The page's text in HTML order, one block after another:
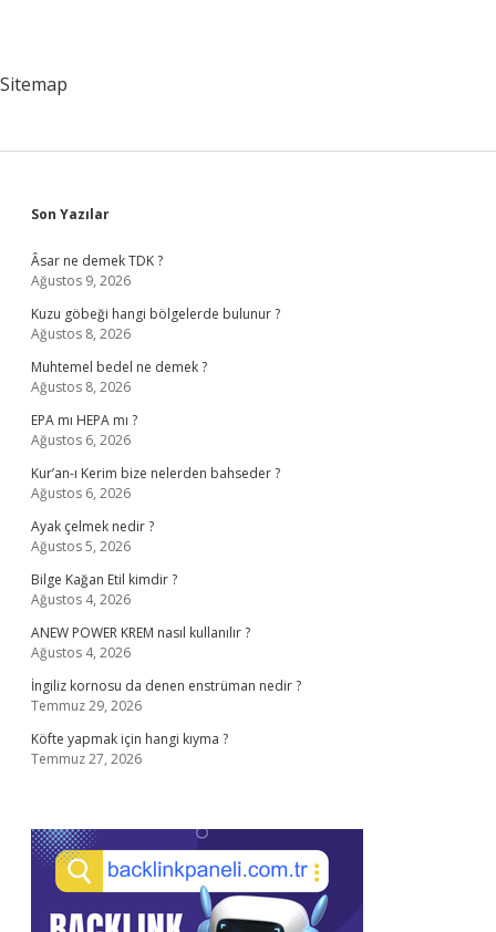
Sitemap
Sidebar
Son Yazılar
Âsar ne demek TDK ?
Ağustos 9, 2026
Kuzu göbeği hangi bölgelerde bulunur ?
Ağustos 8, 2026
Muhtemel bedel ne demek ?
Ağustos 8, 2026
EPA mı HEPA mı ?
Ağustos 6, 2026
Kur’an-ı Kerim bize nelerden bahseder ?
Ağustos 6, 2026
Ayak çelmek nedir ?
Ağustos 5, 2026
Bilge Kağan Etil kimdir ?
Ağustos 4, 2026
ANEW POWER KREM nasıl kullanılır ?
Ağustos 4, 2026
İngiliz kornosu da denen enstrüman nedir ?
Temmuz 29, 2026
Köfte yapmak için hangi kıyma ?
Temmuz 27, 2026